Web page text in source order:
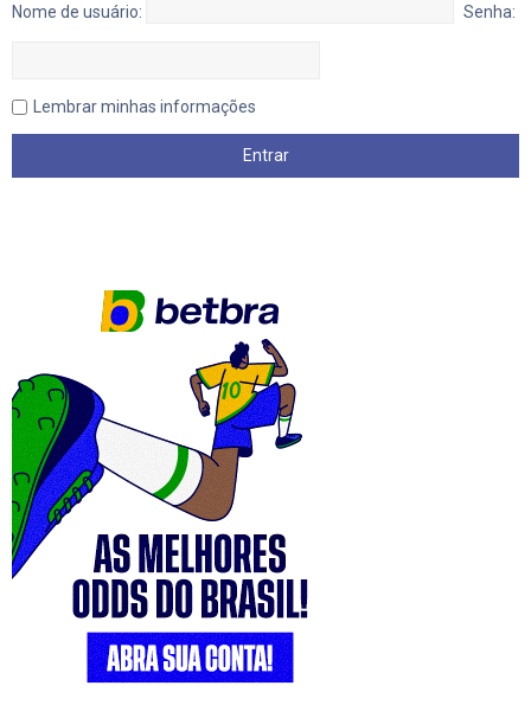
Nome de usuário: Senha:
Lembrar minhas informações